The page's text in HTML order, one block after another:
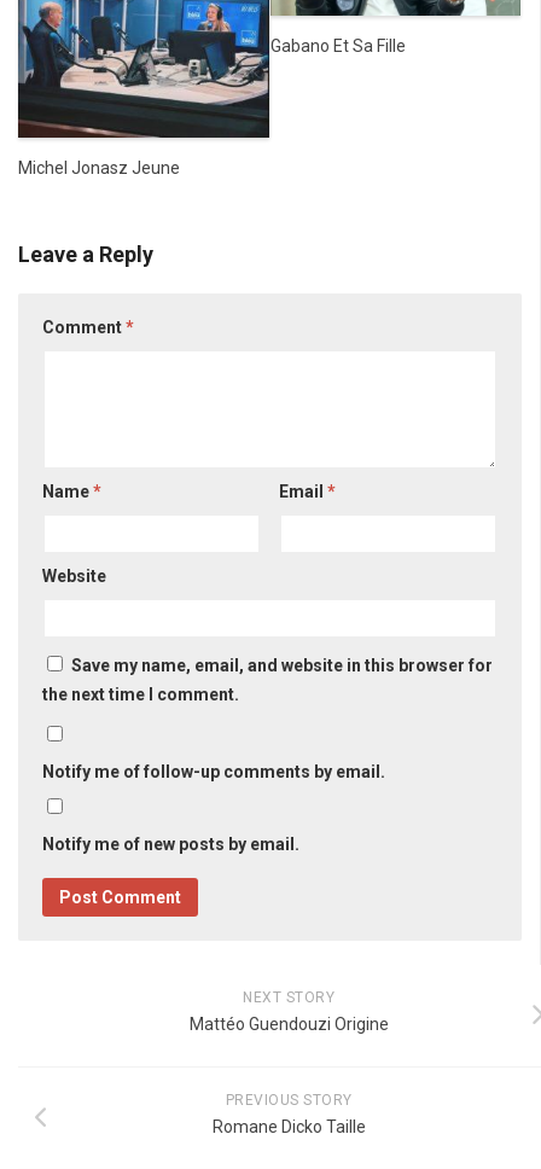
Michel Jonasz Jeune
Gabano Et Sa Fille
Leave a Reply
Comment*
Name* Email*
Website
Save my name, email, and website in this browser for
the next time I comment.
Notify me of follow-up comments by email.
Notify me of new posts by email.
NEXT STORY
Mattéo Guendouzi Origine
PREVIOUS STORY
Romane Dicko Taille